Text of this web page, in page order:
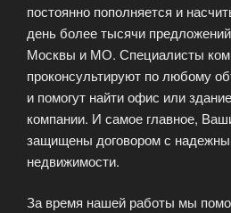
постоянно пополняется и
день более тысячи
Москвы и МО. Специалисты
проконсультируют по любому
и помогут найти офис или
компании. И самое главное,
защищены договором с
недвижимости.
За время нашей работы мы